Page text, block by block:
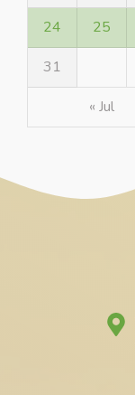
24
25
31
« Jul